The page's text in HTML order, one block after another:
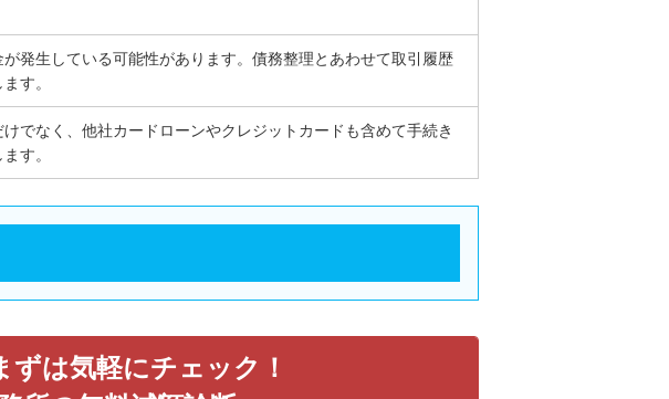
が発生している可能性があります。債務整理とあわせて取引履歴
す。
けでなく、他社カードローンやクレジットカードも含めて手続き
す。
ずは気軽にチェック！